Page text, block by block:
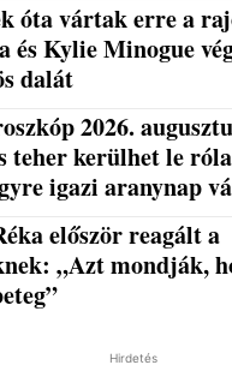
óta vártak erre a
és Kylie Minogue
dalát
2026.
teher kerülhet le
igazi aranynap
először reagált a
„Azt mondják,
Hirdetés